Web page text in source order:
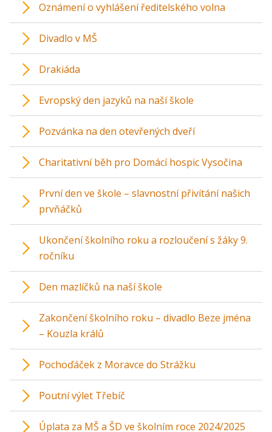
Oznámení o vyhlášení ředitelského volna
Divadlo v MŠ
Drakiáda
Evropský den jazyků na naší škole
Pozvánka na den otevřených dveří
Charitativní běh pro Domácí hospic Vysočina
První den ve škole – slavnostní přivítání našich
prvňáčků
Ukončení školního roku a rozloučení s žáky 9.
ročníku
Den mazlíčků na naší škole
Zakončení školního roku – divadlo Beze jména
– Kouzla králů
Pochoďáček z Moravce do Strážku
Poutní výlet Třebíč
Úplata za MŠ a ŠD ve školním roce 2024/2025